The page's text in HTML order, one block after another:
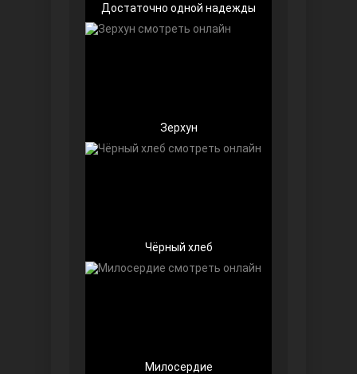
Далекий город
Достаточно одной надежды
Зерхун
Чёрный хлеб
Милосердие